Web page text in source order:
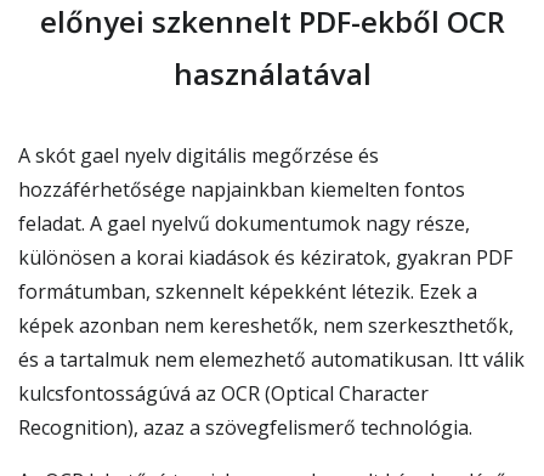
előnyei szkennelt PDF-ekből OCR
használatával
A skót gael nyelv digitális megőrzése és
hozzáférhetősége napjainkban kiemelten fontos
feladat. A gael nyelvű dokumentumok nagy része,
különösen a korai kiadások és kéziratok, gyakran PDF
formátumban, szkennelt képekként létezik. Ezek a
képek azonban nem kereshetők, nem szerkeszthetők,
és a tartalmuk nem elemezhető automatikusan. Itt válik
kulcsfontosságúvá az OCR (Optical Character
Recognition), azaz a szövegfelismerő technológia.